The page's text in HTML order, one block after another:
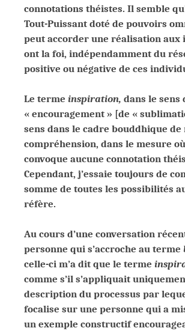
connotations théistes. Il semble
Tout-Puissant doté de pouvoirs
peut accorder une réalisation aux
ont la foi, indépendamment du
positive ou négative de ces
Le terme inspiration, dans le sens
« encouragement » [de «
sens dans le cadre bouddhique de
compréhension, dans le mesure
convoque aucune connotation
Cependant, j’essaie toujours de
somme de toutes les possibilités
réfère.
Au cours d’une conversation
personne qui s’accroche au terme
celle-ci m’a dit que le terme
comme s’il s’appliquait
description du processus par
focalise sur une personne qui a
un exemple constructif